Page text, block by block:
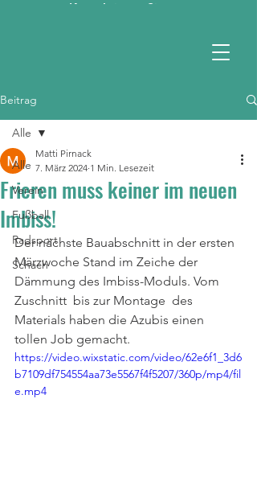
Kontaktieren Sie uns
Beitrag
Alle
Verein
Fußball
Radsport
Schach
Alle
Frieren muss keiner im neuen
Imbiss!
Matti Pirnack
7. März 2024 1 Min. Lesezeit
Der nächste Bauabschnitt in der ersten
Märzwoche Stand im Zeiche der
Dämmung des Imbiss-Moduls. Vom
Zuschnitt  bis zur Montage  des
Materials haben die Azubis einen
tollen Job gemacht.
https://video.wixstatic.com/video/62e6f1_3d6
b7109df754554aa73e5567f4f5207/360p/mp4/fil
e.mp4